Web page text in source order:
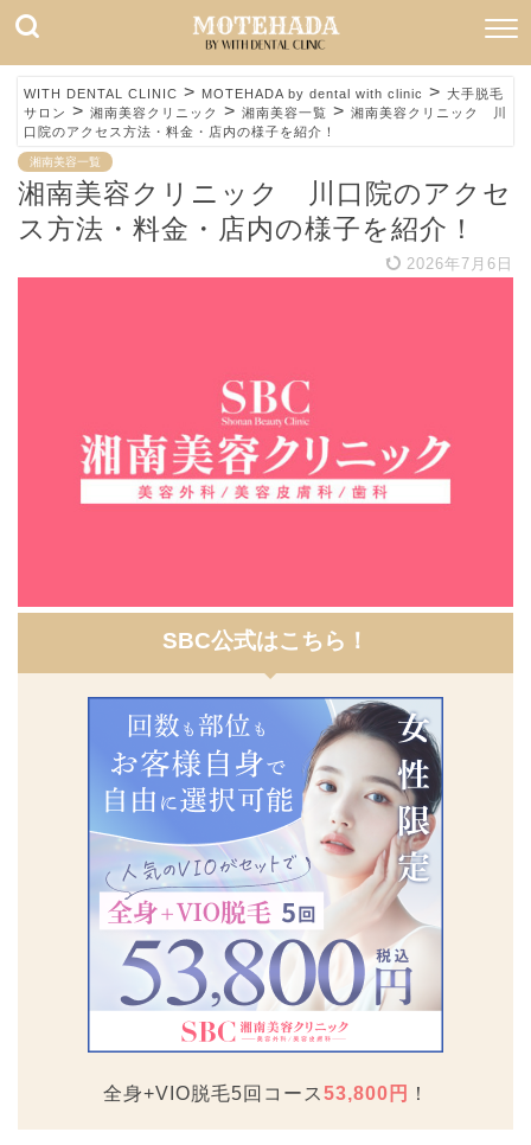
WITH DENTAL CLINIC > MOTEHADA by dental with clinic > 大手脱毛
サロン > 湘南美容クリニック > 湘南美容一覧 > 湘南美容クリニック 川
口院のアクセス方法・料金・店内の様子を紹介！
湘南美容一覧
湘南美容クリニック 川口院のアクセ
ス方法・料金・店内の様子を紹介！
2026年7月6日
SBC公式はこちら！
全身+VIO脱毛5回コース53,800円 ！